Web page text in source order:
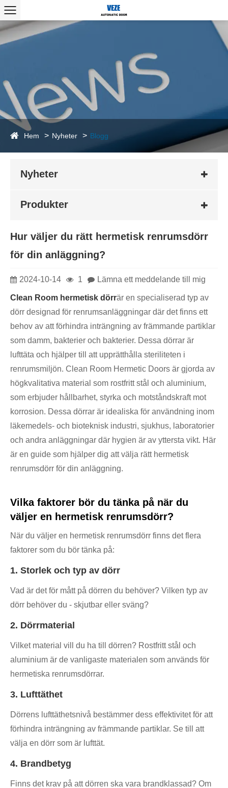
Hem Nyheter Blogg
Nyheter
Produkter
Hur väljer du rätt hermetisk renrumsdörr
för din anläggning?
2024-10-14 1 Lämna ett meddelande till mig
Clean Room hermetisk dörrär en specialiserad typ av
dörr designad för renrumsanläggningar där det finns ett
behov av att förhindra inträngning av främmande partiklar
som damm, bakterier och bakterier. Dessa dörrar är
lufttäta och hjälper till att upprätthålla steriliteten i
renrumsmiljön. Clean Room Hermetic Doors är gjorda av
högkvalitativa material som rostfritt stål och aluminium,
som erbjuder hållbarhet, styrka och motståndskraft mot
korrosion. Dessa dörrar är idealiska för användning inom
läkemedels- och bioteknisk industri, sjukhus, laboratorier
och andra anläggningar där hygien är av yttersta vikt. Här
är en guide som hjälper dig att välja rätt hermetisk
renrumsdörr för din anläggning.
Vilka faktorer bör du tänka på när du
väljer en hermetisk renrumsdörr?
När du väljer en hermetisk renrumsdörr finns det flera
faktorer som du bör tänka på:
1. Storlek och typ av dörr
Vad är det för mått på dörren du behöver? Vilken typ av
dörr behöver du - skjutbar eller sväng?
2. Dörrmaterial
Vilket material vill du ha till dörren? Rostfritt stål och
aluminium är de vanligaste materialen som används för
hermetiska renrumsdörrar.
3. Lufttäthet
Dörrens lufttäthetsnivå bestämmer dess effektivitet för att
förhindra inträngning av främmande partiklar. Se till att
välja en dörr som är lufttät.
4. Brandbetyg
Finns det krav på att dörren ska vara brandklassad? Om